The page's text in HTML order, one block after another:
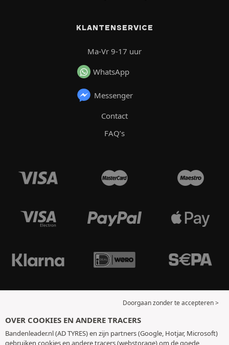
KLANTENSERVICE
Ma-Vr 9-17 uur
WhatsApp
Messenger
Contact
FAQ’s
Doorgaan zonder te accepteren >
OVER COOKIES EN ANDERE TRACERS
Bandenleader.nl (AD TYRES) en zijn partners (Google, Hotjar, Microsoft)
gebruiken cookies en andere tracers (webstorage) om de goede